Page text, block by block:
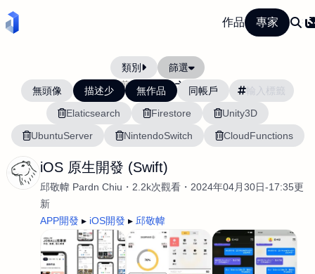
作品 專家
類別 篩選
當前排序: 最新 最舊
無頭像 描述少 無作品
同帳戶
Elaticsearch
Firestore
Unity3D
UbuntuServer
NintendoSwitch CloudFunctions
iOS 原生開發 (Swift)
邱敬幃 Pardn Chiu 2.2k次觀看
2024年04月30日-17:35更
新
APP開發
iOS開發 邱敬幃